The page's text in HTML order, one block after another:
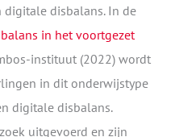
digitale disbalans. In de
in het voortgezet
instituut (2022) wordt
in dit onderwijstype
digitale disbalans.
uitgevoerd en zijn